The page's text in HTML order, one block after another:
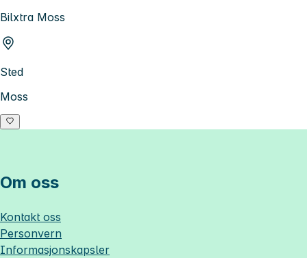
Bilxtra Moss
Sted
Moss
Om oss
Kontakt oss
Personvern
Informasjonskapsler